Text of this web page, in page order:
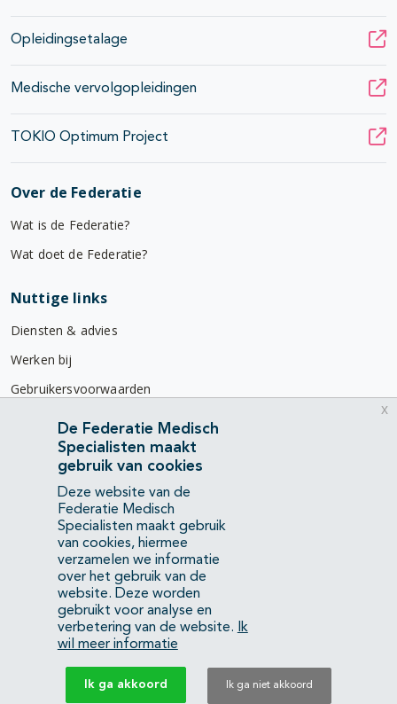
Opleidingsetalage
Medische vervolgopleidingen
TOKIO Optimum Project
Over de Federatie
Wat is de Federatie?
Wat doet de Federatie?
Nuttige links
Diensten & advies
Werken bij
Gebruikersvoorwaarden
Privacyverklaring
Contact
Mercatorlaan 1200
3528 BL Utrecht
(088) 505 34 34
info@richtlijnendatabase.nl
YouTubeLinkedIn
KvK Federatie Medisch Specialisten:40483480
De Federatie Medisch
Specialisten maakt
gebruik van cookies
Deze website van de
Federatie Medisch
Specialisten maakt gebruik
van cookies, hiermee
verzamelen we informatie
over het gebruik van de
website. Deze worden
gebruikt voor analyse en
verbetering van de website.
Ik
wil meer informatie
Ik ga akkoord Ik ga niet akkoord
x